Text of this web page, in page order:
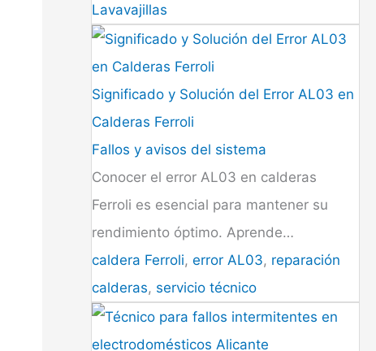
Lavavajillas
Significado y Solución del Error AL03 en
Calderas Ferroli
Fallos y avisos del sistema
Conocer el error AL03 en calderas
Ferroli es esencial para mantener su
rendimiento óptimo. Aprende…
caldera Ferroli, error AL03, reparación
calderas, servicio técnico